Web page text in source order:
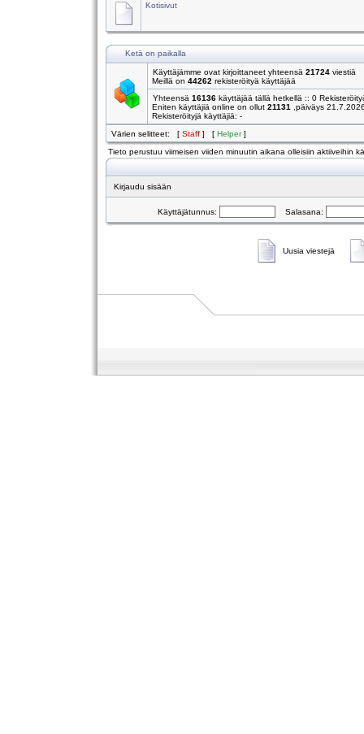
Kotisivut
Ketä on paikalla
Käyttäjämme ovat kirjoittaneet yhteensä 21724 viestiä
Meillä on 44262 rekisteröityä käyttäjää
Yhteensä 16136 käyttäjää tällä hetkellä :: 0
Eniten käyttäjiä online on ollut 21131
,päiväys
Rekisteröityjä käyttäjiä: -
Värien selitteet: [ Staff ] [ Helper]
Tieto perustuu viimeisen viiden minuutin aikana olleisiin aktiiveihin
Kirjaudu sisään
Käyttäjätunnus: Salasana:
Uusia viestejä